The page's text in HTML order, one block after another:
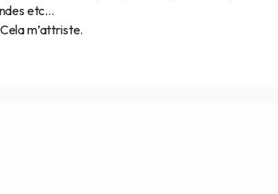
etc…
m’attriste.